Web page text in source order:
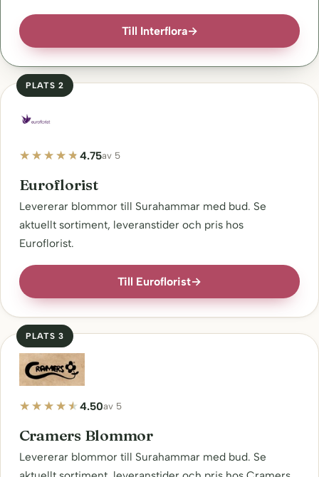
Till Interflora→
PLATS 2
4.75av 5
Euroflorist
Levererar blommor till Surahammar med bud. Se
aktuellt sortiment, leveranstider och pris hos
Euroflorist.
Till Euroflorist→
PLATS 3
4.50av 5
Cramers Blommor
Levererar blommor till Surahammar med bud. Se